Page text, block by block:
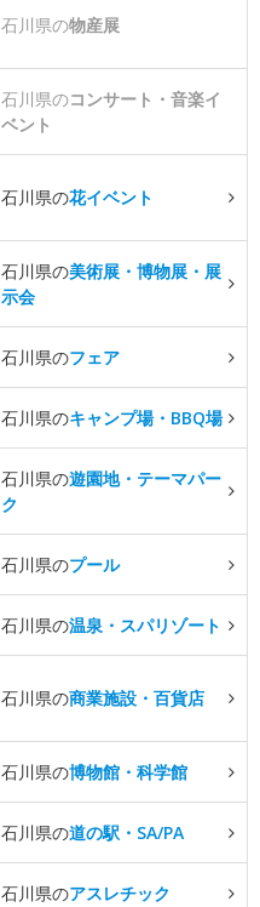
石川県の物産展
石川県のコンサート・音楽イ
ベント
石川県の花イベント
石川県の美術展・博物展・展
示会
石川県のフェア
石川県のキャンプ場・BBQ場
石川県の遊園地・テーマパー
ク
石川県のプール
石川県の温泉・スパリゾート
石川県の商業施設・百貨店
石川県の博物館・科学館
石川県の道の駅・SA/PA
石川県のアスレチック